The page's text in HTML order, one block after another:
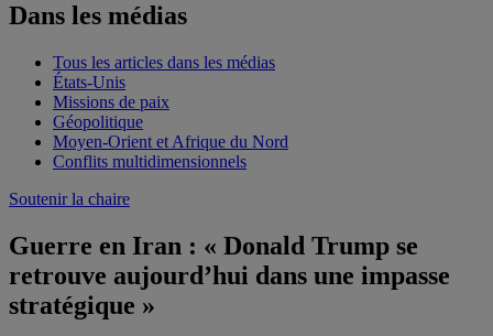
Dans les médias
Tous les articles dans les médias
États-Unis
Missions de paix
Géopolitique
Moyen-Orient et Afrique du Nord
Conflits multidimensionnels
Soutenir la chaire
Guerre en Iran : « Donald Trump se
retrouve aujourd’hui dans une impasse
stratégique »